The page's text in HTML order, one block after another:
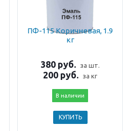
ПФ-115 Коричневая, 1.9
кг
380 руб. за шт.
200 руб. за кг
В наличии
КУПИТЬ